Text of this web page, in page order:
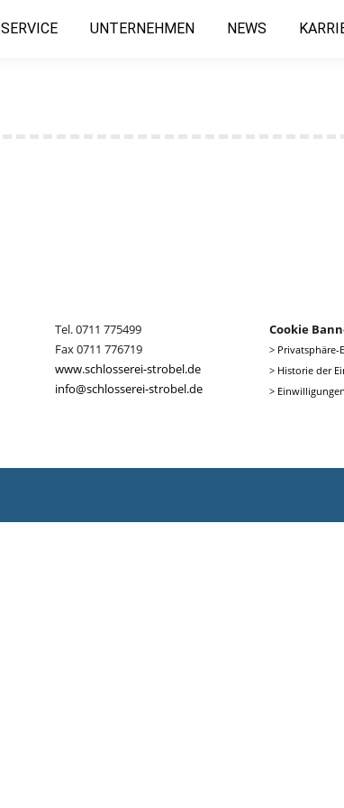
SERVICE UNTERNEHMEN NEWS
Tel. 0711 775499
Fax 0711 776719
www.schlosserei-strobel.de
info@schlosserei-strobel.de
Cookie
> Privatsphäre-
> Historie der
>